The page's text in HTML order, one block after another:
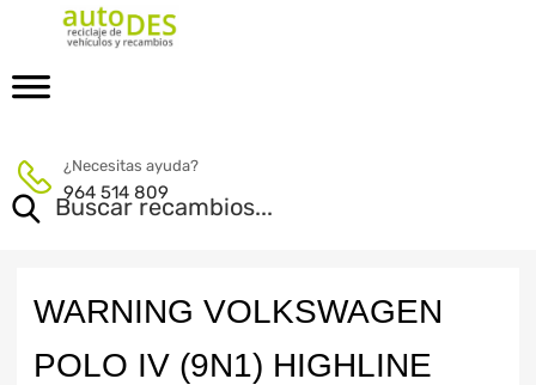
¿Necesitas ayuda?
964 514 809
WARNING VOLKSWAGEN
POLO IV (9N1) HIGHLINE